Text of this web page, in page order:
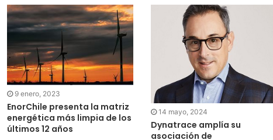
9 enero, 2023
EnorChile presenta la matriz
energética más limpia de los
últimos 12 años
14 mayo, 2024
Dynatrace amplía su
asociación de